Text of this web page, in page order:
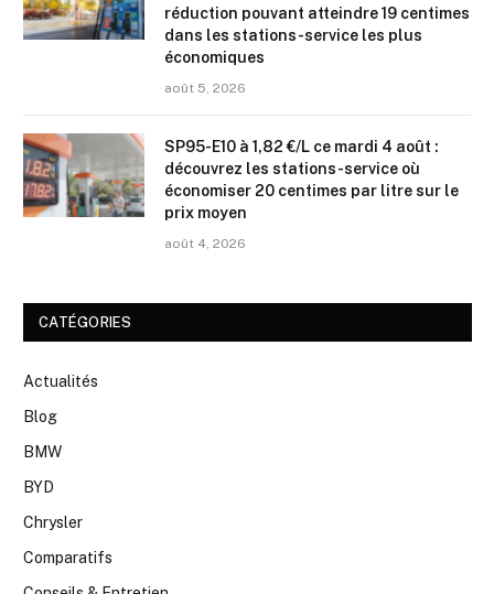
réduction pouvant atteindre 19 centimes
dans les stations-service les plus
économiques
août 5, 2026
SP95-E10 à 1,82 €/L ce mardi 4 août :
découvrez les stations-service où
économiser 20 centimes par litre sur le
prix moyen
août 4, 2026
CATÉGORIES
Actualités
Blog
BMW
BYD
Chrysler
Comparatifs